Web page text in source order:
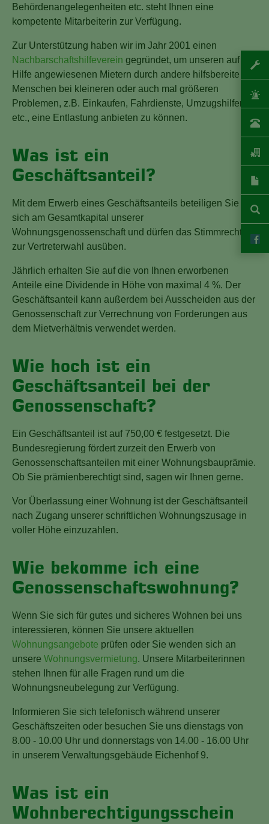
Behördenangelegenheiten etc. steht Ihnen eine
kompetente Mitarbeiterin zur Verfügung.
Zur Unterstützung haben wir im Jahr 2001 einen
Nachbarschaftshilfeverein gegründet, um unseren auf
Hilfe angewiesenen Mietern durch andere hilfsbereite
Menschen bei kleineren oder auch mal größeren
Problemen, z.B. Einkaufen, Fahrdienste, Umzugshilfen
etc., eine Entlastung anbieten zu können.
Was ist ein
Geschäftsanteil?
Mit dem Erwerb eines Geschäftsanteils beteiligen Sie
sich am Gesamtkapital unserer
Wohnungsgenossenschaft und dürfen das Stimmrecht
zur Vertreterwahl ausüben.
Jährlich erhalten Sie auf die von Ihnen erworbenen
Anteile eine Dividende in Höhe von maximal 4 %. Der
Geschäftsanteil kann außerdem bei Ausscheiden aus der
Genossenschaft zur Verrechnung von Forderungen aus
dem Mietverhältnis verwendet werden.
Wie hoch ist ein
Geschäftsanteil bei der
Genossenschaft?
Ein Geschäftsanteil ist auf 750,00 € festgesetzt. Die
Bundesregierung fördert zurzeit den Erwerb von
Genossenschaftsanteilen mit einer Wohnungsbauprämie.
Ob Sie prämienberechtigt sind, sagen wir Ihnen gerne.
Vor Überlassung einer Wohnung ist der Geschäftsanteil
nach Zugang unserer schriftlichen Wohnungszusage in
voller Höhe einzuzahlen.
Wie bekomme ich eine
Genossenschaftswohnung?
Wenn Sie sich für gutes und sicheres Wohnen bei uns
interessieren, können Sie unsere aktuellen
Wohnungsangebote prüfen oder Sie wenden sich an
unsere Wohnungsvermietung. Unsere Mitarbeiterinnen
stehen Ihnen für alle Fragen rund um die
Wohnungsneubelegung zur Verfügung.
Informieren Sie sich telefonisch während unserer
Geschäftszeiten oder besuchen Sie uns dienstags von
8.00 - 10.00 Uhr und donnerstags von 14.00 - 16.00 Uhr
in unserem Verwaltungsgebäude Eichenhof 9.
Was ist ein
Wohnberechtigungsschein